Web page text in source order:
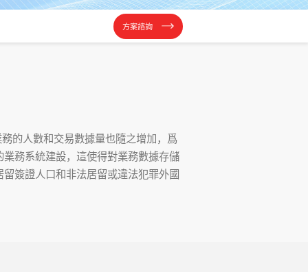
方案諮詢
的人數和交易數據量也隨之增加，爲
務系統建設，這使得對業務數據存儲
簽證人口和非法居留或違法犯罪外國